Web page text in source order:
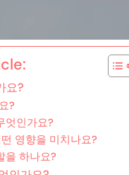
요?
?
엇인가요?
영향을 미치나요?
을 하나요?